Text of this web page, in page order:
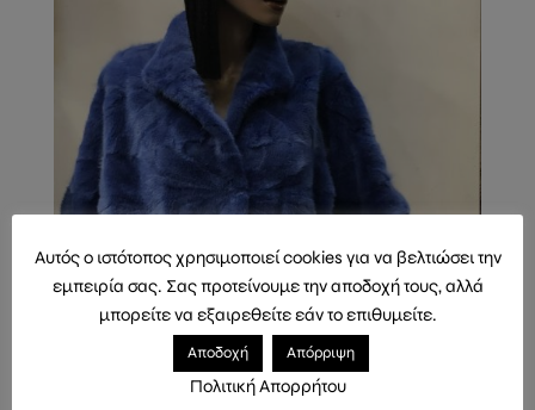
Αυτός ο ιστότοπος χρησιμοποιεί cookies για να βελτιώσει την
εμπειρία σας. Σας προτείνουμε την αποδοχή τους, αλλά
μπορείτε να εξαιρεθείτε εάν το επιθυμείτε.
Αποδοχή Απόρριψη
Πολιτική Απορρήτου